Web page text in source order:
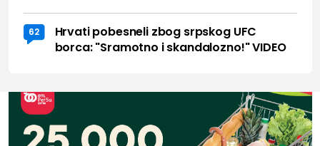
62
Hrvati pobesneli zbog srpskog UFC
borca: "Sramotno i skandalozno!" VIDEO